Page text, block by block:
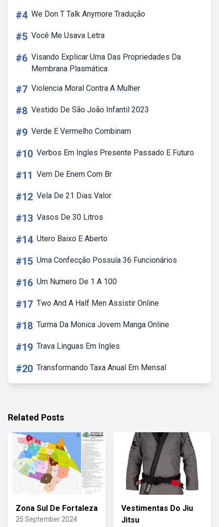
#4 We Don T Talk Anymore Tradução
#5 Você Me Usava Letra
#6 Visando Explicar Uma Das Propriedades Da
Membrana Plasmática
#7 Violencia Moral Contra A Mulher
#8 Vestido De São João Infantil 2023
#9 Verde E Vermelho Combinam
#10 Verbos Em Ingles Presente Passado E Futuro
#11 Vem De Enem Com Br
#12 Vela De 21 Dias Valor
#13 Vasos De 30 Litros
#14 Utero Baixo E Aberto
#15 Uma Confecção Possuía 36 Funcionários
#16 Um Numero De 1 A 100
#17 Two And A Half Men Assistir Online
#18 Turma Da Monica Jovem Manga Online
#19 Trava Linguas Em Ingles
#20 Transformando Taxa Anual Em Mensal
Related Posts
Zona Sul De Fortaleza
25 September 2024
Vestimentas Do Jiu
Jitsu